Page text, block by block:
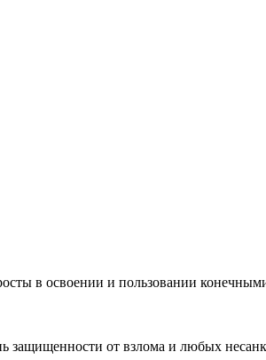
в освоении и пользовании
защищенности от взлома и любых